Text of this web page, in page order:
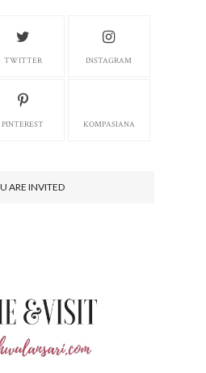
TWITTER INSTAGRAM
PINTEREST KOMPASIANA
ARE INVITED